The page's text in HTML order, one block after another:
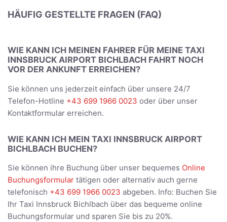
HÄUFIG GESTELLTE FRAGEN (FAQ)
WIE KANN ICH MEINEN FAHRER FÜR MEINE TAXI
INNSBRUCK AIRPORT BICHLBACH FAHRT NOCH
VOR DER ANKUNFT ERREICHEN?
Sie können uns jederzeit einfach über unsere 24/7
Telefon-Hotline +43 699 1966 0023 oder über unser
Kontaktformular erreichen.
WIE KANN ICH MEIN TAXI INNSBRUCK AIRPORT
BICHLBACH BUCHEN?
Sie können ihre Buchung über unser bequemes Online
Buchungsformular tätigen oder alternativ auch gerne
telefonisch +43 699 1966 0023 abgeben. Info: Buchen Sie
Ihr Taxi Innsbruck Bichlbach über das bequeme online
Buchungsformular und sparen Sie bis zu 20%.